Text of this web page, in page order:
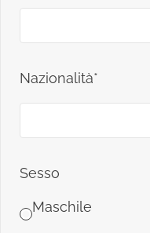
Nazionalità*
Sesso
Maschile